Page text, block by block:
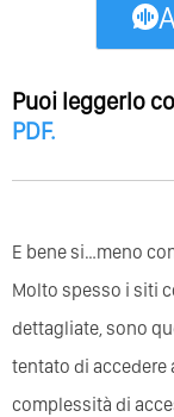
Puoi leggerlo
PDF.
E bene si…meno
Molto spesso i siti
dettagliate, sono
tentato di accedere
complessità di